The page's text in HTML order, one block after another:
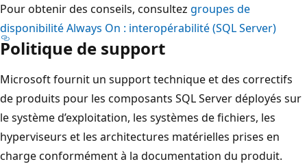
Pour obtenir des conseils, consultez groupes de
disponibilité Always On : interopérabilité (SQL Server)
Politique de support
Microsoft fournit un support technique et des correctifs
de produits pour les composants SQL Server déployés sur
le système d’exploitation, les systèmes de fichiers, les
hyperviseurs et les architectures matérielles prises en
charge conformément à la documentation du produit.